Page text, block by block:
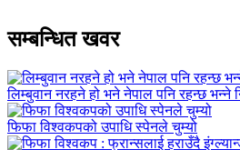
सम्बन्धित खवर
लिम्बुवान नरहने हो भने नेपाल पनि रहन्छ
फिफा विश्वकपको उपाधि स्पेनले चुम्यो